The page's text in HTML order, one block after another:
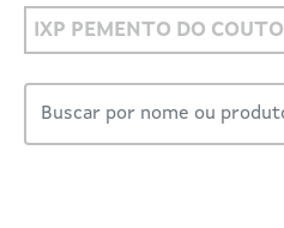
IXP PEMENTO DO COUTO